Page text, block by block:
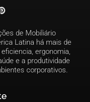
de Mobiliário
Latina há mais de
ergonomia,
e a produtividade
corporativos.